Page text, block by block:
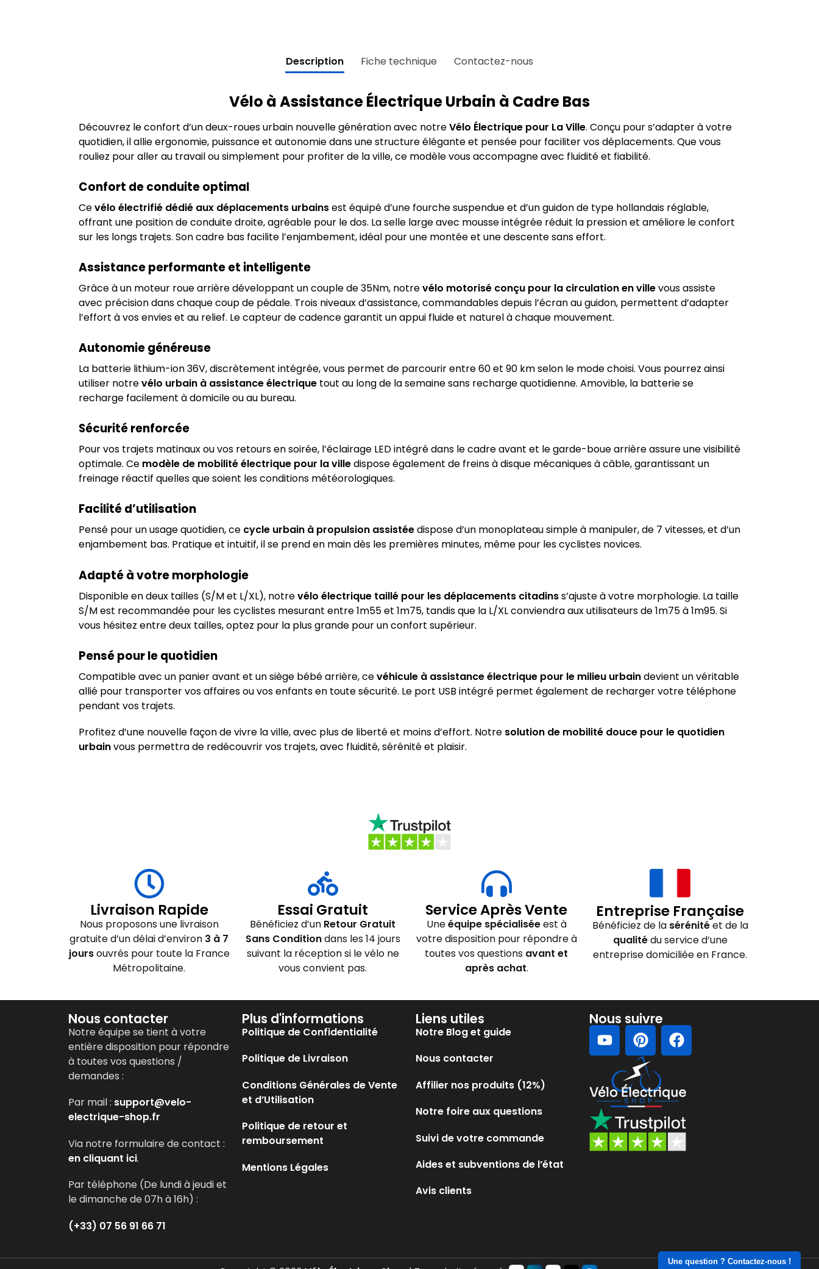
Une question ? Contactez-nous !
Description Fiche technique Contactez-nous
Vélo à Assistance Électrique Urbain à Cadre Bas
Découvrez le confort d’un deux-roues urbain nouvelle génération avec notreVélo Électrique pour La Ville. Conçu pour s’adapter à votre
quotidien, il allie ergonomie, puissance et autonomie dans une structure élégante et pensée pour faciliter vos déplacements. Que vous
rouliez pour aller au travail ou simplement pour profiter de la ville, ce modèle vous accompagne avec fluidité et fiabilité.
Confort de conduite optimal
Cevélo électrifié dédié aux déplacements urbainsest équipé d’une fourche suspendue et d’un guidon de type hollandais réglable,
offrant une position de conduite droite, agréable pour le dos. La selle large avec mousse intégrée réduit la pression et améliore le confort
sur les longs trajets. Son cadre bas facilite l’enjambement, idéal pour une montée et une descente sans effort.
Assistance performante et intelligente
Grâce à un moteur roue arrière développant un couple de 35Nm, notrevélo motorisé conçu pour la circulation en villevous assiste
avec précision dans chaque coup de pédale. Trois niveaux d’assistance, commandables depuis l’écran au guidon, permettent d’adapter
l’effort à vos envies et au relief. Le capteur de cadence garantit un appui fluide et naturel à chaque mouvement.
Autonomie généreuse
La batterie lithium-ion 36V, discrètement intégrée, vous permet de parcourir entre 60 et 90 km selon le mode choisi. Vous pourrez ainsi
utiliser notrevélo urbain à assistance électriquetout au long de la semaine sans recharge quotidienne. Amovible, la batterie se
recharge facilement à domicile ou au bureau.
Sécurité renforcée
Pour vos trajets matinaux ou vos retours en soirée, l’éclairage LED intégré dans le cadre avant et le garde-boue arrière assure une visibilité
optimale. Ce modèle de mobilité électrique pour la villedispose également de freins à disque mécaniques à câble, garantissant un
freinage réactif quelles que soient les conditions météorologiques.
Facilité d’utilisation
Pensé pour un usage quotidien, ce cycle urbain à propulsion assistéedispose d’un monoplateau simple à manipuler, de 7 vitesses, et d’un
enjambement bas. Pratique et intuitif, il se prend en main dès les premières minutes, même pour les cyclistes novices.
Adapté à votre morphologie
Disponible en deux tailles (S/M et L/XL), notrevélo électrique taillé pour les déplacements citadinss’ajuste à votre morphologie. La taille
S/M est recommandée pour les cyclistes mesurant entre 1m55 et 1m75, tandis que la L/XL conviendra aux utilisateurs de 1m75 à 1m95. Si
vous hésitez entre deux tailles, optez pour la plus grande pour un confort supérieur.
Pensé pour le quotidien
Compatible avec un panier avant et un siège bébé arrière, cevéhicule à assistance électrique pour le milieu urbaindevient un véritable
allié pour transporter vos affaires ou vos enfants en toute sécurité. Le port USB intégré permet également de recharger votre téléphone
pendant vos trajets.
Profitez d’une nouvelle façon de vivre la ville, avec plus de liberté et moins d’effort. Notre solution de mobilité douce pour le quotidien
urbainvous permettra de redécouvrir vos trajets, avec fluidité, sérénité et plaisir.
Livraison Rapide
Nous proposons une livraison
gratuite d’un délai d’environ 3 à 7
joursouvrés pour toute la France
Métropolitaine.
Essai Gratuit
Bénéficiez d’un Retour Gratuit
Sans Conditiondans les 14 jours
suivant la réception si le vélo ne
vous convient pas.
Service Après Vente
Uneéquipe spécialiséeest à
votre disposition pour répondre à
toutes vos questions avant et
après achat.
Entreprise Française
Bénéficiez de la sérénitéet de la
qualitédu service d’une
entreprise domiciliée en France.
Nous contacter
Notre équipe se tient à votre
entière disposition pour répondre
à toutes vos questions /
demandes :
Par mail : support@velo-
electrique-shop.fr
Via notre formulaire de contact :
en cliquant ici.
Par téléphone (De lundi à jeudi et
le dimanche de 07h à 16h) :
(+33) 07 56 91 66 71
Plus d'informations
Politique de Confidentialité
Politique de Livraison
Conditions Générales de Vente
et d’Utilisation
Politique de retour et
remboursement
Mentions Légales
Liens utiles
Notre Blog et guide
Nous contacter
Affilier nos produits (12%)
Notre foire aux questions
Suivi de votre commande
Aides et subventions de l’état
Avis clients
Nous suivre